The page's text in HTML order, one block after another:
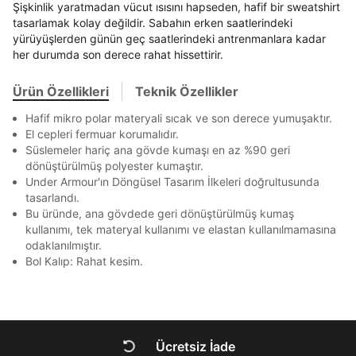
Akbank Axess 4
Ziraat Bankası Ziraat Bankası 4
AnadoluBank World
Kapat
Şişkinlik yaratmadan vücut ısısını hapseden, hafif bir sweatshirt
tasarlamak kolay değildir. Sabahın erken saatlerindeki
yürüyüşlerden günün geç saatlerindeki antrenmanlara kadar
her durumda son derece rahat hissettirir.
Ürün Özellikleri Teknik Özellikler
Hafif mikro polar materyali sıcak ve son derece yumuşaktır.
El cepleri fermuar korumalıdır.
Süslemeler hariç ana gövde kumaşı en az %90 geri
dönüştürülmüş polyester kumaştır.
Under Armour'ın Döngüsel Tasarım İlkeleri doğrultusunda
tasarlandı.
Bu üründe, ana gövdede geri dönüştürülmüş kumaş
kullanımı, tek materyal kullanımı ve elastan kullanılmamasına
odaklanılmıştır.
Bol Kalıp: Rahat kesim.
Beden Seçin
Ürün stoklara geldiğindemail adresinize
bildirim göndereceğiz.
Kapat
Ücretsiz İade
Kapat
Kapat
Sipariş Numaranız *
Sorgula
En az 8 karakter
Bir küçük harf karakter
Bir rakam
Bir büyük harf
En az 1 özel karakter
Aşağıdakileri okudum ve kabul ediyorum:
uyarınca işlenecektir. Kişisel verilerimin Doğuş
Perakende Satış Giyim ve Aksesuar Ticaret A.Ş.
tarafından ticari elektronik ileti gönderilmesi amacıyla
işlenmesini kabul ediyorum.
Sms
E-mail
Çağrı Merkezi / Arama
Kişisel verilerimin Doğuş Perakende Satış Giyim ve
Aksesuar Ticaret A.Ş. bünyesinde yer alan
amacıyla işlenmesini kabul ediyorum.
Kimlik, iletişim ve müşteri işlem verilerimin alınan
SMS Onay Kodu
Bilgilerinizi güncellemek için lütfen telefonunuza SMS
GÖNDER
SMS Onay Kodu
Bilgilerinizi güncellemek için lütfen telefonunuza SMS
GÖNDER